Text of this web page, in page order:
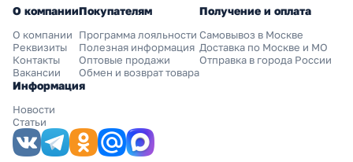
О компании
О компании
Реквизиты
Контакты
Вакансии
Покупателям
Программа лояльности
Полезная информация
Оптовые продажи
Обмен и возврат товара
Получение и оплата
Самовывоз в Москве
Доставка по Москве и МО
Отправка в города России
Информация
Новости
Статьи